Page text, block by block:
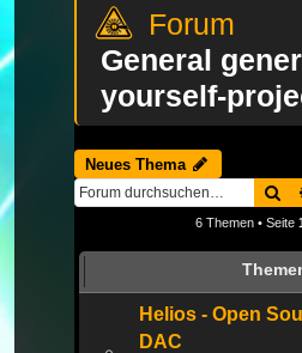
General
yourself-
Neues Thema
6 Themen • Seite
Helios - Open
DAC